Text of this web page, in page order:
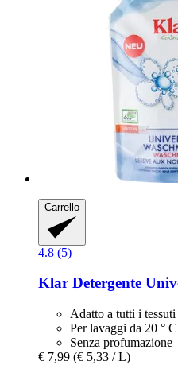
Carrello
4.8 (5)
Klar Detergente
Adatto a tutti i tessuti
Per lavaggi da 20 °
Senza profumazione
€ 7,99 (€ 5,33 / L)